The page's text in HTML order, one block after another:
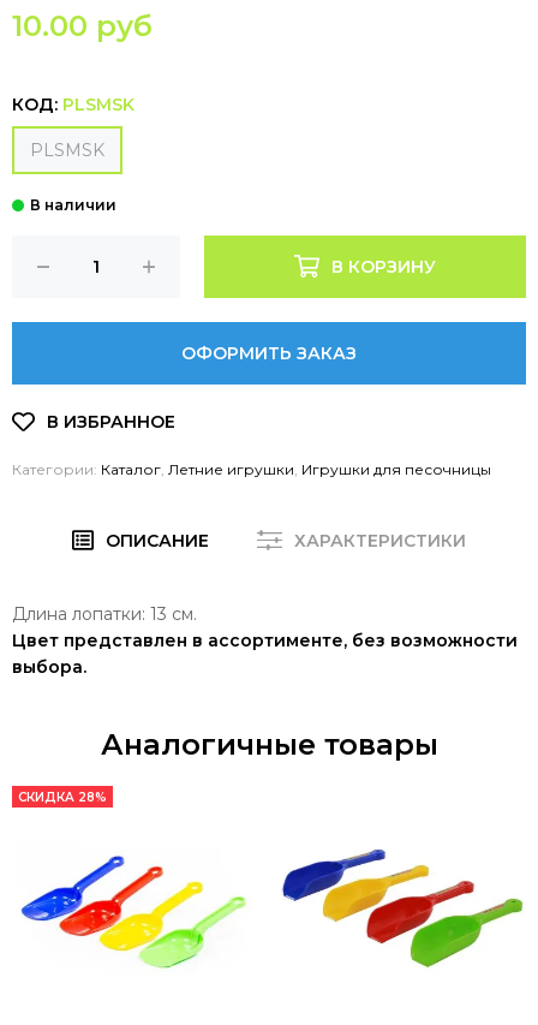
10.00 руб
КОД: PLSMSK
PLSMSK
В КОРЗИНУ
ОФОРМИТЬ ЗАКАЗ
Категории: Каталог Летние игрушки Игрушки для песочницы
ОПИСАНИЕ ХАРАКТЕРИСТИКИ
Длина лопатки: 13 см.
Цвет представлен в ассортименте, без возможности
выбора.
Аналогичные товары
СКИДКА 28%